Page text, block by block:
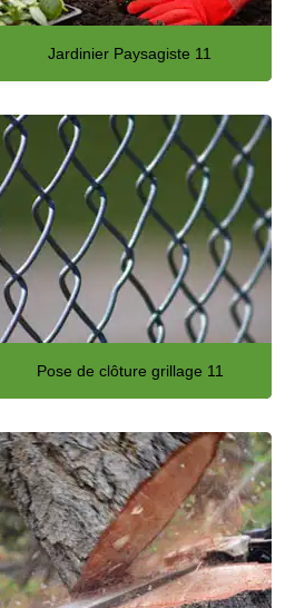
Jardinier Paysagiste 11
Pose de clôture grillage 11